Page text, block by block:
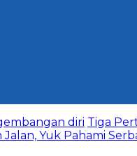
diri Tiga
Jalan, Yuk Pahami